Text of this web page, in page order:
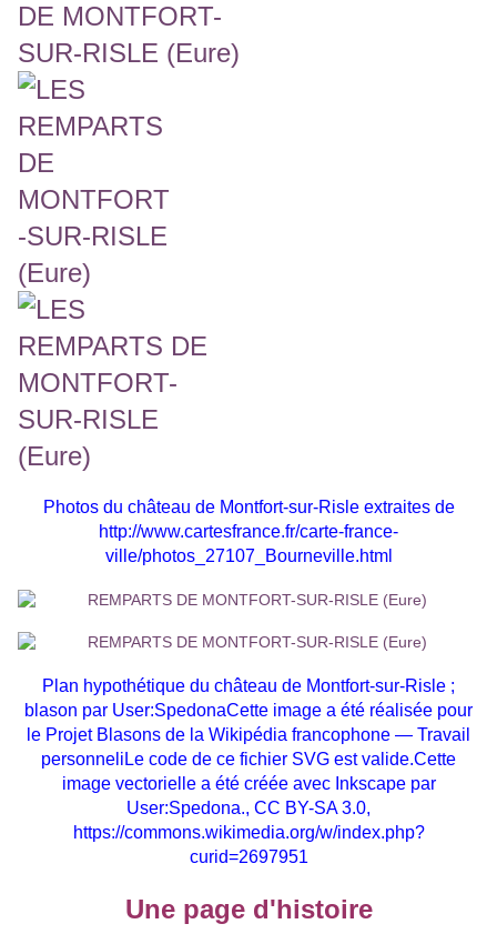
Photos du château de Montfort-sur-Risle extraites de
http://www.cartesfrance.fr/carte-france-
ville/photos_27107_Bourneville.html
Plan hypothétique du château de Montfort-sur-Risle ;
blason par User:SpedonaCette image a été réalisée pour
le Projet Blasons de la Wikipédia francophone — Travail
personneliLe code de ce fichier SVG est valide.Cette
image vectorielle a été créée avec Inkscape par
User:Spedona., CC BY-SA 3.0,
https://commons.wikimedia.org/w/index.php?
curid=2697951
Une page d'histoire